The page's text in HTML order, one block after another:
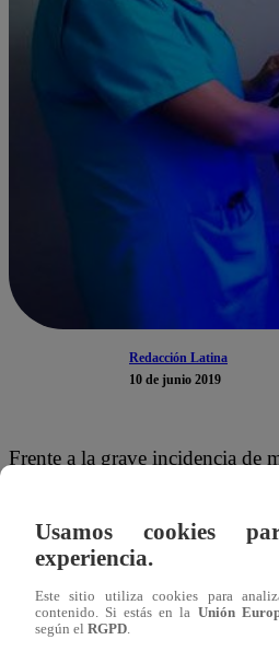
Redacción Latina
10 de junio 2019
Frente a la grave incidencia de
Universidad San Martín de
equipo de fototerapia, que
los equipos convencionales ya
Usamos cookies
experiencia.
Este sitio utiliza cookies para
contenido. Si estás en la Unión
según el RGPD.